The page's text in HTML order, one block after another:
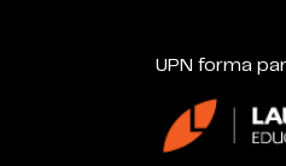
UPN forma